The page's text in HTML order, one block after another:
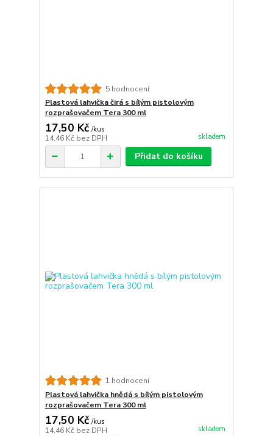
5 hodnocení
Plastová lahvička čirá s bílým pistolovým
rozprašovačem Tera 300 ml
17,50 Kč /kus
14,46 Kč bez DPH skladem
Přidat do košíku
1 hodnocení
Plastová lahvička hnědá s bílým pistolovým
rozprašovačem Tera 300 ml
17,50 Kč /kus
14,46 Kč bez DPH skladem